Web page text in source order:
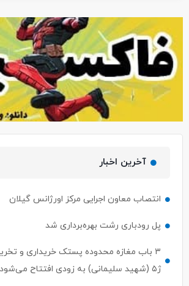
آخرین اخبار
پل رودباری رشت بهره‌برداری شد
۳ باب مغازه محدوده پستک خریداری و
تأکید شهردار رشت بر ارتقای خدمات شهری